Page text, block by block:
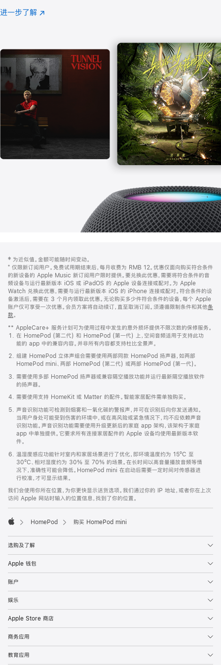
注
进一步了解 Apple
(在
口
中
打
开)
页
页
脚
注
‡ 为近似值。金额可能随时间变动。
⁺ 仅限新订阅用户。免费试用期结束后，每月收费为 RMB 12。优惠仅面向购买符合条件
的新设备的 Apple Music 新订阅用户限时提供。要兑换此优惠，需要将符合条件的音
频设备与运行最新版本 iOS 或 iPadOS 的 Apple 设备连接或配对。为 Apple
Watch 兑换此优惠，需要与运行最新版本 iOS 的 iPhone 连接或配对。符合条件的设
备激活后，需要在 3 个月内领取此优惠。无论购买多少件符合条件的设备，每个 Apple
账户仅可享受一次优惠。会员方案将自动续订，直至取消订阅。须遵循限制条件和其他条
款。
窗
口
中
打
开)
** AppleCare+ 服务计划可为使用过程中发生的意外损坏提供不限次数的保修服务。
在 HomePod (第二代) 和 HomePod (第一代) 上，空间音频适用于支持此功
能的 app 中的兼容内容。并非所有内容都支持杜比全景声。
组建 HomePod 立体声组合需要使用两部同款 HomePod 扬声器，如两部
HomePod mini、两部 HomePod (第二代) 或两部 HomePod (第一代)。
需要使用多部 HomePod 扬声器或兼容隔空播放功能并运行最新隔空播放软件
的扬声器。
需要使用支持 HomeKit 或 Matter 的配件。智能家居配件需单独购买。
声音识别功能可检测到烟雾和一氧化碳的警报声，并可在识别后向你发送通知。
当用户身处可能受到伤害的环境中，或在高风险或紧急情况下，均不应依赖声音
识别功能。声音识别功能需要使用升级更新后的家庭 app 架构，该架构于家庭
app 中单独提供。它要求所有连接家居配件的 Apple 设备均使用最新版本软
件。
温湿度感应功能针对室内和家居场景进行了优化，即环境温度约为 15ºC 至
30ºC、相对湿度约为 30% 至 70% 的场景。在长时间以高音量播放音频等情
况下，准确性可能会降低。HomePod mini 在启动后需要一定时间对传感器进
行校准，才可显示结果。
我们会使用你所在位置，为你更快显示送货选项。我们通过你的 IP 地址，或者你在上次
访问 Apple 网站时输入的位置信息，找到了你的位置。
HomePod 购买 HomePod mini
选购及了解
Apple 钱包
账户
娱乐
Apple Store 商店
商务应用
教育应用